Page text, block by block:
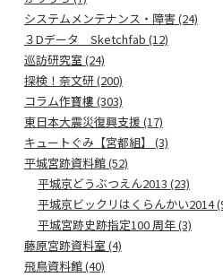
システムメンテナンス・障害 (24)
３Dデータ Sketchfab (12)
巡訪研究室 (24)
探検！奈文研 (200)
コラム作寶樓 (303)
東日本大震災復興支援 (17)
キュートぐみ【宮都組】 (3)
平城宮跡資料館 (52)
平城京どうぶつえん2013 (23)
平城京ビックリはくらんかい2014
平城宮跡史跡指定100 周年 (3)
藤原宮跡資料室 (4)
飛鳥資料館 (40)